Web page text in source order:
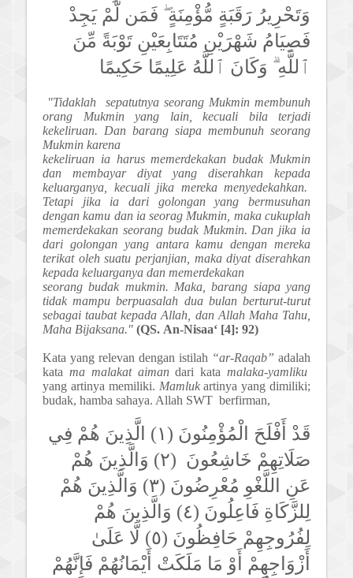
وَتَحْرِيرُ رَقَبَةٍ مُّؤْمِنَةٍ ۖ فَمَن لَّمْ يَجِدْ
فَصِيَامُ شَهْرَيْنِ مُتَتَابِعَيْنِ تَوْبَةً مِّنَ
ٱللَّهِ ۗ وَكَانَ ٱللَّهُ عَلِيمًا حَكِيمًا
"Tidaklah sepatutnya seorang Mukmin membunuh
orang Mukmin yang lain, kecuali bila terjadi
kekeliruan. Dan barang siapa membunuh seorang
Mukmin karena
kekeliruan ia harus memerdekakan budak Mukmin
dan membayar diyat yang diserahkan kepada
keluarganya, kecuali jika mereka menyedekahkan.
Tetapi jika ia dari golongan yang bermusuhan
dengan kamu dan ia seorag Mukmin, maka cukuplah
memerdekakan seorang budak Mukmin. Dan jika ia
dari golongan yang antara kamu dengan mereka
terikat oleh suatu perjanjian, maka diyat diserahkan
kepada keluarganya dan memerdekakan
seorang budak mukmin. Maka, barang siapa yang
tidak mampu berpuasalah dua bulan berturut-turut
sebagai taubat kepada Allah, dan Allah Maha Tahu,
Maha Bijaksana." (QS. An-Nisaa‘ [4]: 92)
Kata yang relevan dengan istilah “ar-Raqab” adalah
kata ma malakat aimandari katamalaka-yamliku
yang artinya memiliki. Mamlukartinya yang dimiliki;
budak, hamba sahaya. Allah SWT berfirman,
قَدْ أَفْلَحَ الْمُؤْمِنُونَ (١) الَّذِينَ هُمْ فِي
صَلَاتِهِمْ خَاشِعُونَ (٢) وَالَّذِينَ هُمْ
عَنِ اللَّغْوِ مُعْرِضُونَ (٣) وَالَّذِينَ هُمْ
لِلزَّكَاةِ فَاعِلُونَ (٤) وَالَّذِينَ هُمْ
لِفُرُوجِهِمْ حَافِظُونَ (٥) لَّا عَلَىٰ
أَزْوَاجِهِمْ أَوْ مَا مَلَكَتْ أَيْمَانُهُمْ فَإِنَّهُمْ